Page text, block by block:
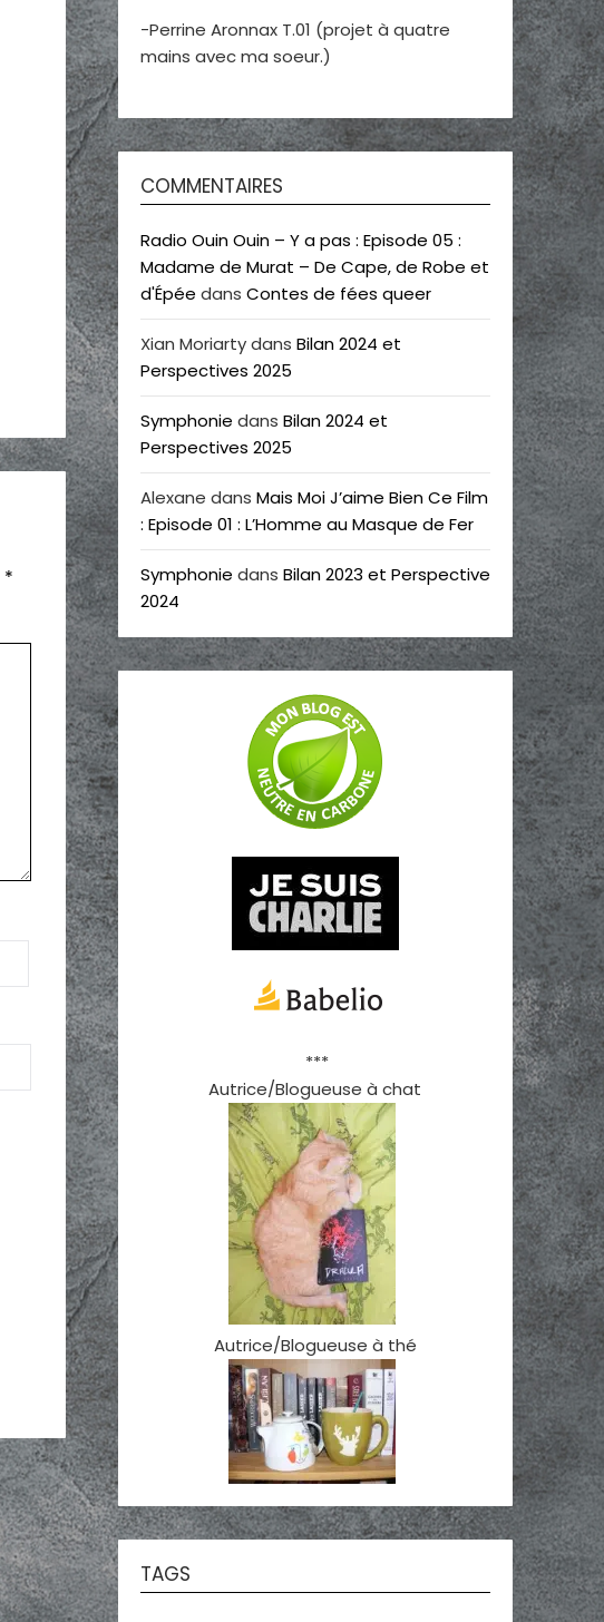
*
-Perrine Aronnax T.01 (projet à quatre
mains avec ma soeur.)
COMMENTAIRES
Radio Ouin Ouin – Y a pas : Episode 05 :
Madame de Murat – De Cape, de Robe et
d'Épée dans Contes de fées queer
Xian Moriartydans Bilan 2024 et
Perspectives 2025
Symphonie dans Bilan 2024 et
Perspectives 2025
Alexane dans Mais Moi J’aime Bien Ce Film
: Episode 01 : L’Homme au Masque de Fer
Symphonie dans Bilan 2023 et Perspective
2024
***
Autrice/Blogueuse à chat
Autrice/Blogueuse à thé
TAGS